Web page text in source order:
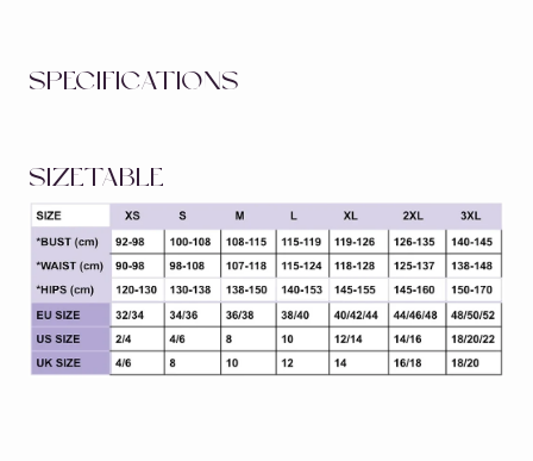
SPECIFICATIONS
SIZETABLE